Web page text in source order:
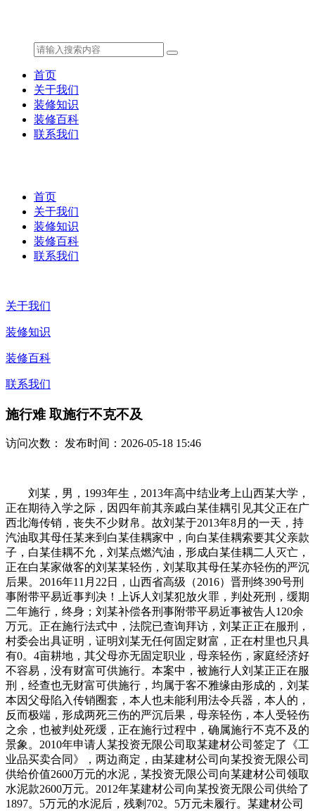
首页
关于我们
装修知识
装修百科
联系我们
首页
关于我们
装修知识
装修百科
联系我们
关于我们
装修知识
装修百科
联系我们
施行难 取施行不克不及
访问次数： 发布时间：2026-05-18 15:46
刘某，男，1993年生，2013年高中结业考上山西某大学，
正在期待入学之际，因四年前其亲戚白某佳耦引见其父正在广
西北海传销，丧失不少财帛。故刘某于2013年8月的一天，持
汽油取其母任某来到白某佳耦家中，向白某佳耦索要其父亲款
子，白某佳耦不允，刘某点燃汽油，形成白某佳耦二人灭亡，
正在白某家做客的刘某某轻伤，刘某取其母任某亦轻伤的严沉
后果。2016年11月22日，山西省高级（2016）晋刑终390号刑
事附带平易近事判决！上诉人刘某犯放火罪，判处死刑，缓期
二年施行，终身；刘某补偿各刑事附带平易近事被告人120余
万元。正在施行法式中，法院已查询拜访，刘某正正在服刑，
村委会出具证明，证明刘某无任何固定财富，正在村里也只具
有0。4亩耕地，其父母亦无固定职业，母亲轻伤，家庭经济好
不容易，没有财富可供施行。本案中，被施行人刘某正正在服
刑，经查也无财富可供施行，均属于客不雅缘由形成的，刘某
本因父母陷入传销圈套，本人也未能利用法令兵器，本人的，
反而极端，形成两死三伤的严沉后果，母亲轻伤，本人受轻伤
之余，也被判处死缓，正在施行过程中，确属施行不克不及的
景象。2010年申请人某投资无限公司取某建材公司签定了《工
业品买卖合同》，两边商定，由某建材公司向某投资无限公司
供给价值2600万元的水泥，某投资无限公司向某建材公司领取
水泥款2600万元。2012年某建材公司向某投资无限公司供给了
1897。5万元的水泥后，残剩702。5万元未履行。某建材公司